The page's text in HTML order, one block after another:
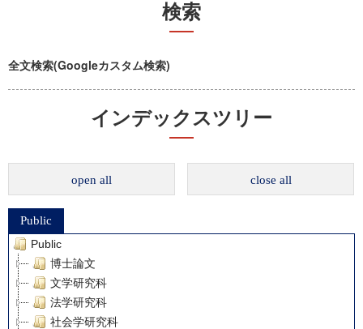
検索
全文検索(Googleカスタム検索)
インデックスツリー
open all close all
Public
Public
博士論文
文学研究科
法学研究科
社会学研究科